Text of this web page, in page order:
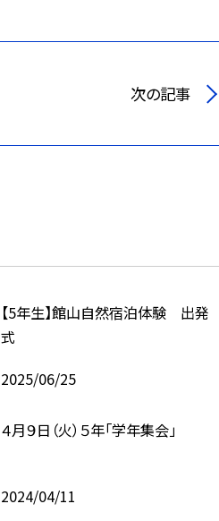
次の記事
【5年生】館山自然宿泊体験 出発
式
2025/06/25
４月９日（火）５年「学年集会」
2024/04/11